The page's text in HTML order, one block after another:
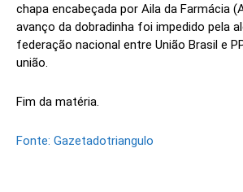
chapa encabeçada por Aila da Farmácia
avanço da dobradinha foi impedido pela
federação nacional entre União Brasil e
união.
Fim da matéria.
Fonte: Gazetadotriangulo